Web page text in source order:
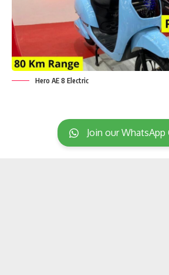
Hero AE 8 Electric
Join our WhatsApp